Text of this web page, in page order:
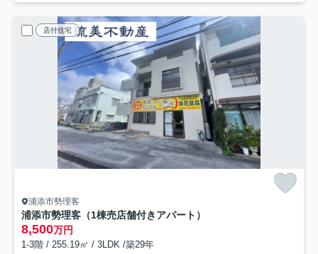
店付住宅
浦添市勢理客
浦添市勢理客（1棟売店舗付きアパート）
8,500万円
1-3階 / 255.19㎡ / 3LDK /築29年